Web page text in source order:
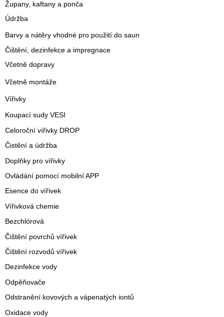
Župany, kaftany a ponča
Údržba
Barvy a nátěry vhodné pro použití do saun
Čištění, dezinfekce a impregnace
Včetně dopravy
Včetně montáže
Vířivky
Koupací sudy VESI
Celoroční vířivky DROP
Čistění a údržba
Doplňky pro vířivky
Ovládání pomocí mobilní APP
Esence do vířivek
Vířivková chemie
Bezchlórová
Čištění povrchů vířivek
Čištění rozvodů vířivek
Dezinfekce vody
Odpěňovače
Odstranění kovových a vápenatých iontů
Oxidace vody